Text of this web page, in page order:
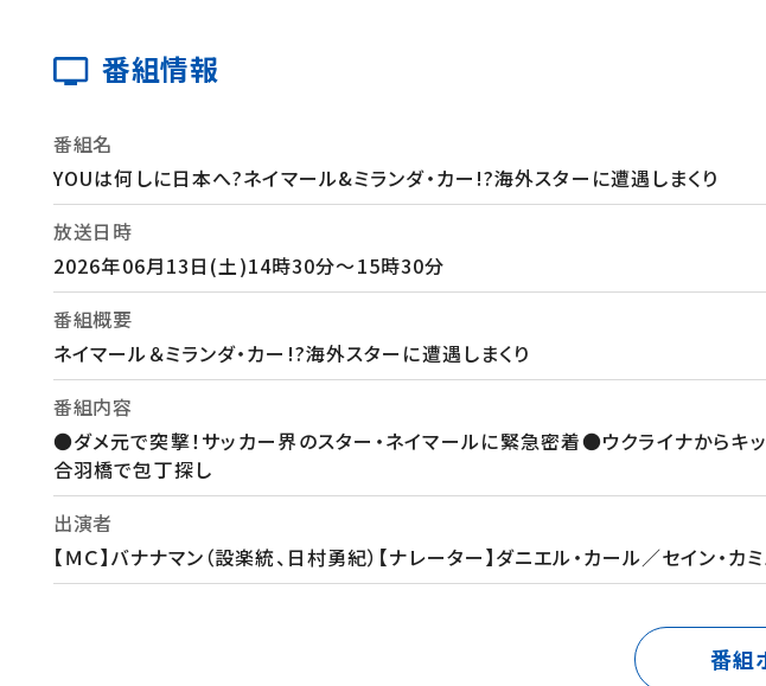
番組情報
番組名
YOUは何しに日本へ?ネイマール&ミランダ・カー!?海外スターに遭遇しまくり
放送日時
2026年06月13日(土)14時30分～15時30分
番組概要
ネイマール＆ミランダ・カー!?海外スターに遭遇しまくり
番組内容
●ダメ元で突撃！サッカー界のスター・ネイマールに緊急密着●ウクライナから
合羽橋で包丁探し
出演者
【ＭＣ】バナナマン（設楽統、日村勇紀）【ナレーター】ダニエル・カール／セイン・カ
番組